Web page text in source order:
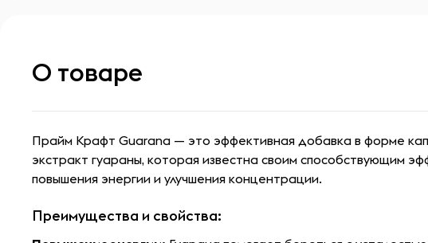
О товаре
Прайм Крафт Guarana — это эффективная добавка в форме
экстракт гуараны, которая известна своим способствующим
повышения энергии и улучшения концентрации.
Преимущества и свойства: